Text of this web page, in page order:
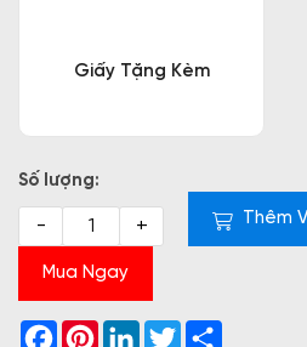
Giấy Tặng Kèm
Số lượng:
- + Thêm
Mua Ngay
Facebook
PinterestLinkedInTwitter